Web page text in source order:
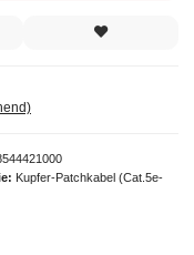
Kupfer-Patchkabel (Cat.5e-